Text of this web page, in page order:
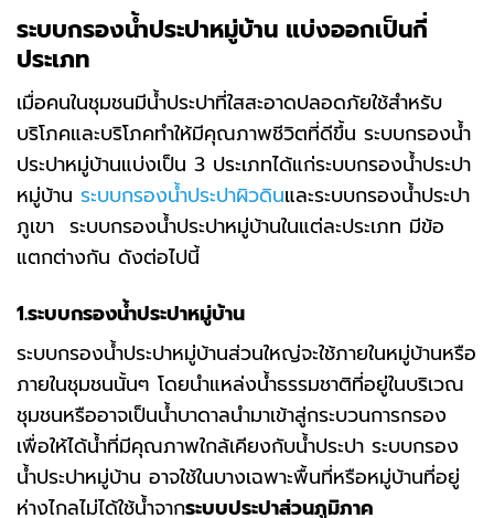
ระบบกรองน้ำประปาหมู่บ้าน แบ่งออกเป็นกี่
ประเภท
เมื่อคนในชุมชนมีน้ำประปาที่ใสสะอาดปลอดภัยใช้สำหรับ
บริโภคและบริโภคทำให้มีคุณภาพชีวิตที่ดีขึ้น ระบบกรองน้ำ
ประปาหมู่บ้านแบ่งเป็น 3 ประเภทได้แก่ระบบกรองน้ำประปา
หมู่บ้าน ระบบกรองน้ำประปาผิวดินและระบบกรองน้ำประปา
ภูเขา ระบบกรองน้ำประปาหมู่บ้านในแต่ละประเภท มีข้อ
แตกต่างกัน ดังต่อไปนี้
1.ระบบกรองน้ำประปาหมู่บ้าน
ระบบกรองน้ำประปาหมู่บ้านส่วนใหญ่จะใช้ภายในหมู่บ้านหรือ
ภายในชุมชนนั้นๆ โดยนำแหล่งน้ำธรรมชาติที่อยู่ในบริเวณ
ชุมชนหรืออาจเป็นน้ำบาดาลนำมาเข้าสู่กระบวนการกรอง
เพื่อให้ได้น้ำที่มีคุณภาพใกล้เคียงกับน้ำประปา ระบบกรอง
น้ำประปาหมู่บ้าน อาจใช้ในบางเฉพาะพื้นที่หรือหมู่บ้านที่อยู่
ห่างไกลไม่ได้ใช้น้ำจากระบบประปาส่วนภูมิภาค